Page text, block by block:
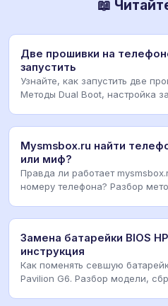
📖
Две прошивки на
запустить
Узнайте, как запустить две
Методы Dual Boot, настройка
Mysmsbox.ru найти
или миф?
Правда ли работает
номеру телефона? Разбор
Замена батарейки BIOS
инструкция
Как поменять севшую
Pavilion G6. Разбор модели,